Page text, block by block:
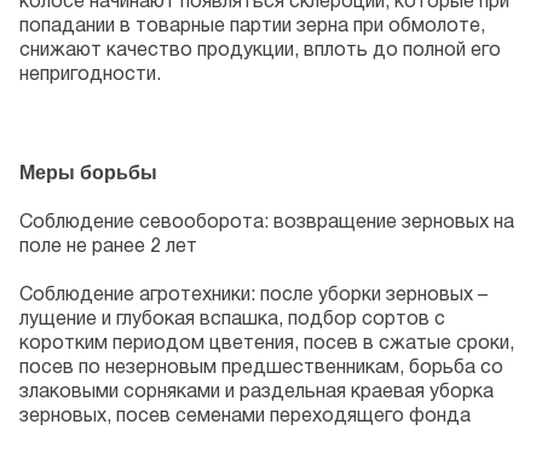
попадании в товарные партии зерна при обмолоте,
снижают качество продукции, вплоть до полной его
непригодности.
Меры борьбы
Соблюдение севооборота: возвращение зерновых на
поле не ранее 2 лет
Соблюдение агротехники: после уборки зерновых –
лущение и глубокая вспашка, подбор сортов с
коротким периодом цветения, посев в сжатые сроки,
посев по незерновым предшественникам, борьба со
злаковыми сорняками и раздельная краевая уборка
зерновых, посев семенами переходящего фонда